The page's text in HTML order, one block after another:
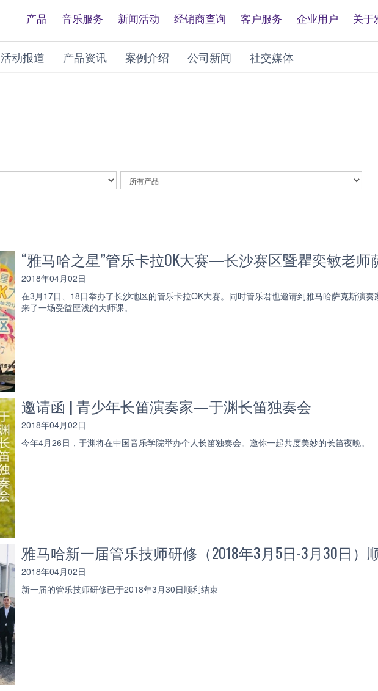
产品 音乐服务 新闻活动 经销商查询 客户服务 企业用户 关于
活动报道 产品资讯 案例介绍 公司新闻 社交媒体
By
Article
“雅马哈之星”管乐卡拉OK大赛—长沙赛区暨瞿奕敏老师
2018年04月02日
在3月17日、18日举办了长沙地区的管乐卡拉OK大赛。同时管乐君也邀请到雅马哈萨克斯演
来了一场受益匪浅的大师课。
邀请函 | 青少年长笛演奏家—于渊长笛独奏会
2018年04月02日
今年4月26日，于渊将在中国音乐学院举办个人长笛独奏会。邀你一起共度美妙的长笛夜晚。
雅马哈新一届管乐技师研修（2018年3月5日-3月30日）
2018年04月02日
新一届的管乐技师研修已于2018年3月30日顺利结束